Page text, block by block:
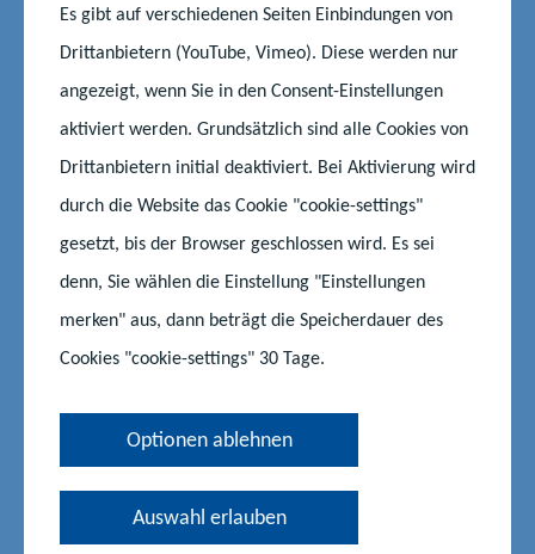
Es gibt auf verschiedenen Seiten Einbindungen von
Drittanbietern (YouTube, Vimeo). Diese werden nur
angezeigt, wenn Sie in den Consent-Einstellungen
aktiviert werden. Grundsätzlich sind alle Cookies von
Drittanbietern initial deaktiviert. Bei Aktivierung wird
durch die Website das Cookie "cookie-settings"
gesetzt, bis der Browser geschlossen wird. Es sei
denn, Sie wählen die Einstellung "Einstellungen
merken" aus, dann beträgt die Speicherdauer des
Cookies "cookie-settings" 30 Tage.
Optionen ablehnen
Auswahl erlauben
Archäologisches Freilichtmuseum Groß Raden
Virtuelles Landesmuseum
Theater in Mecklenburg-Vorpommern
Auf dem Kulturportal finden Sie zu den Theatern in MV
und ihren Angeboten
Gedenkstätten in Mecklenburg-Vorpommern
Gedenkstätten in MV